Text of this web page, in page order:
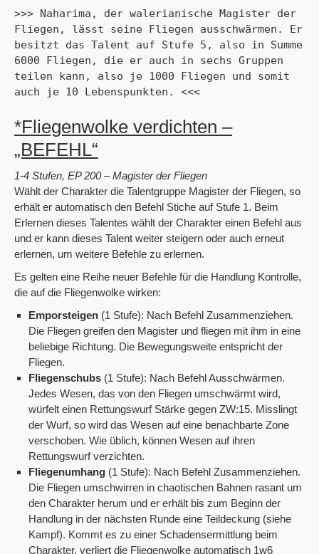
>>> Naharima, der walerianische Magister der
Fliegen, lässt seine Fliegen ausschwärmen. Er
besitzt das Talent auf Stufe 5, also in Summe
6000 Fliegen, die er auch in sechs Gruppen
teilen kann, also je 1000 Fliegen und somit
auch je 10 Lebenspunkten. <<<
*Fliegenwolke verdichten –
„BEFEHL“
1-4 Stufen, EP 200 – Magister der Fliegen
Wählt der Charakter die Talentgruppe Magister der Fliegen, so
erhält er automatisch den Befehl Stiche auf Stufe 1. Beim
Erlernen dieses Talentes wählt der Charakter einen Befehl aus
und er kann dieses Talent weiter steigern oder auch erneut
erlernen, um weitere Befehle zu erlernen.
Es gelten eine Reihe neuer Befehle für die Handlung Kontrolle,
die auf die Fliegenwolke wirken:
Emporsteigen (1 Stufe): Nach Befehl Zusammenziehen.
Die Fliegen greifen den Magister und fliegen mit ihm in eine
beliebige Richtung. Die Bewegungsweite entspricht der
Fliegen.
Fliegenschubs (1 Stufe): Nach Befehl Ausschwärmen.
Jedes Wesen, das von den Fliegen umschwärmt wird,
würfelt einen Rettungswurf Stärke gegen ZW:15. Misslingt
der Wurf, so wird das Wesen auf eine benachbarte Zone
verschoben. Wie üblich, können Wesen auf ihren
Rettungswurf verzichten.
Fliegenumhang (1 Stufe): Nach Befehl Zusammenziehen.
Die Fliegen umschwirren in chaotischen Bahnen rasant um
den Charakter herum und er erhält bis zum Beginn der
Handlung in der nächsten Runde eine Teildeckung (siehe
Kampf). Kommt es zu einer Schadensermittlung beim
Charakter, verliert die Fliegenwolke automatisch 1w6